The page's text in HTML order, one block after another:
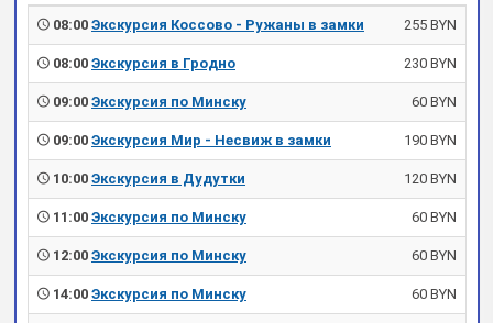
08:00 Экскурсия Коссово - Ружаны в замки 255 BYN
08:00 Экскурсия в Гродно 230 BYN
09:00 Экскурсия по Минску 60 BYN
09:00 Экскурсия Мир - Несвиж в замки 190 BYN
10:00 Экскурсия в Дудутки 120 BYN
11:00 Экскурсия по Минску 60 BYN
12:00 Экскурсия по Минску 60 BYN
14:00 Экскурсия по Минску 60 BYN